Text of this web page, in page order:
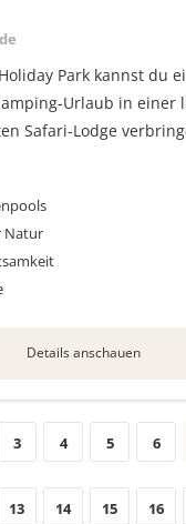
Park kannst du
Urlaub in einer
Safari-Lodge
Natur
Details anschauen
3 4 5 6
13 14 15 16